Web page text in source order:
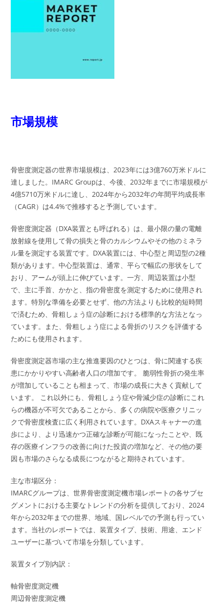
市場規模
骨密度測定器の世界市場規模は、2023年には3億760万米ドルに
達しました。IMARC Groupは、今後、2032年までに市場規模が
4億5710万米ドルに達し、2024年から2032年の年間平均成長率
（CAGR）は4.4%で推移すると予測しています。
骨密度測定器（DXA装置とも呼ばれる）は、最小限の量の電離
放射線を使用して骨の損失と骨のカルシウムやその他のミネラ
ル量を測定する装置です。DXA装置には、中心型と周辺型の2種
類があります。中心型装置は、通常、平らで幅広の形状をして
おり、アームが頭上に伸びています。一方、周辺装置は小型
で、主に手首、かかと、指の骨密度を測定するために使用され
ます。特別な準備を必要とせず、他の方法よりも比較的短時間
で済むため、骨粗しょう症の診断における標準的な方法となっ
ています。また、骨粗しょう症による骨折のリスクを評価する
ためにも使用されます。
骨密度測定器市場の主な推進要因のひとつは、骨に関連する疾
患にかかりやすい高齢者人口の増加です。 脆弱性骨折の発生率
が増加していることも相まって、市場の成長に大きく貢献して
います。 これ以外にも、骨粗しょう症や骨減少症の診断にこれ
らの機器が不可欠であることから、多くの病院や医療クリニッ
クで骨密度検査に広く利用されています。DXAスキャナーの進
歩により、より迅速かつ正確な診断が可能になったことや、既
存の医療インフラの改善に向けた投資の増加など、その他の要
因も市場のさらなる成長につながると期待されています。
主な市場区分：
IMARCグループは、世界骨密度測定機市場レポートの各サブセ
グメントにおける主要なトレンドの分析を提供しており、2024
年から2032年までの世界、地域、国レベルでの予測も行ってい
ます。当社のレポートでは、装置タイプ、技術、用途、エンド
ユーザーに基づいて市場を分類しています。
装置タイプ別内訳：
軸骨密度測定機
周辺骨密度測定機